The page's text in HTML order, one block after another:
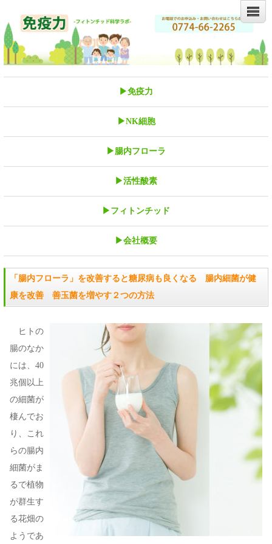
▶免疫力
▶NK細胞
▶腸内フローラ
▶活性酸素
▶フィトンチッド
▶会社概要
「腸内フローラ」を改善すると糖尿病も良くなる 腸内細菌が健
康を改善 善玉菌を増やす２つの方法
ヒトの
腸のなか
には、40
兆個以上
の細菌が
棲んでお
り、これ
らの腸内
細菌がま
るで植物
が群生す
る花畑の
ようであ